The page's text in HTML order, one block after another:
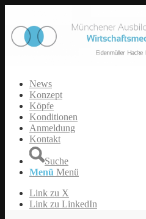
News
Konzept
Köpfe
Konditionen
Anmeldung
Kontakt
Suche
Menü Menü
Link zu X
Link zu LinkedIn